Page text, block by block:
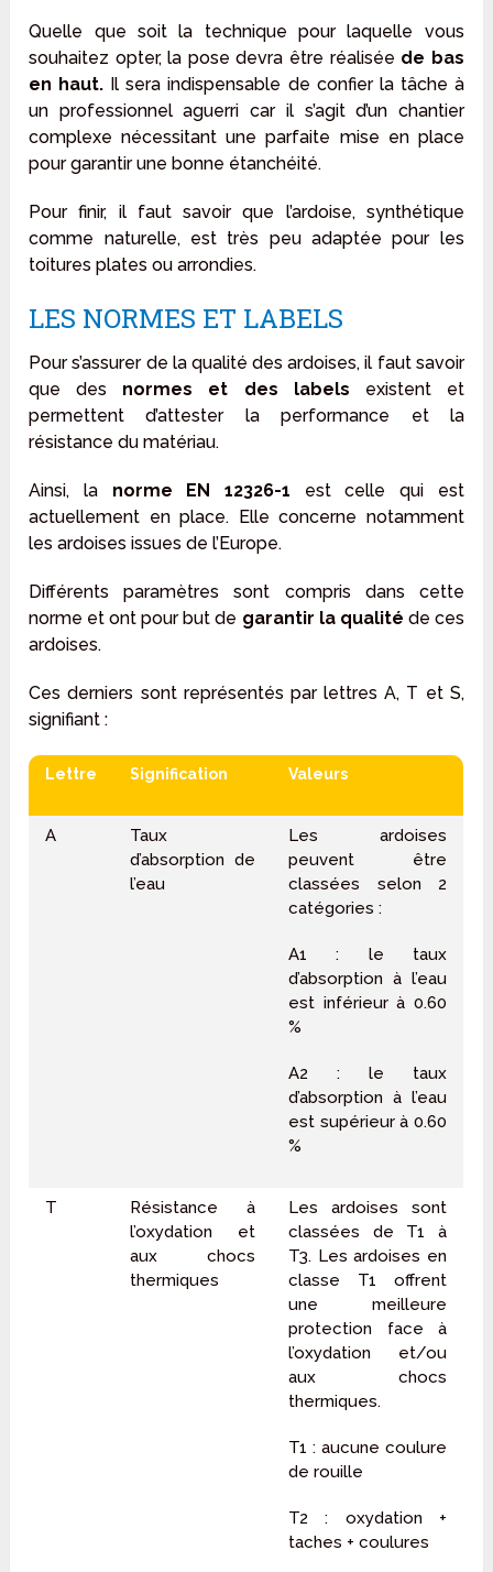
Quelle que soit la technique pour laquelle vous
souhaitez opter, la pose devra être réalisée de bas
en haut. Il sera indispensable de confier la tâche à
un professionnel aguerri car il s’agit d’un chantier
complexe nécessitant une parfaite mise en place
pour garantir une bonne étanchéité.
Pour finir, il faut savoir que l’ardoise, synthétique
comme naturelle, est très peu adaptée pour les
toitures plates ou arrondies.
LES NORMES ET LABELS
Pour s’assurer de la qualité des ardoises, il faut savoir
que des normes et des labels existent et
permettent d’attester la performance et la
résistance du matériau.
Ainsi, la norme EN 12326-1 est celle qui est
actuellement en place. Elle concerne notamment
les ardoises issues de l’Europe.
Différents paramètres sont compris dans cette
norme et ont pour but de garantir la qualité de ces
ardoises.
Ces derniers sont représentés par lettres A, T et S,
signifiant :
Lettre Signification Valeurs
A
Taux
d’absorption de
l’eau
Les ardoises
peuvent être
classées selon 2
catégories :
A1 : le taux
d’absorption à l’eau
est inférieur à 0.60
%
A2 : le taux
d’absorption à l’eau
est supérieur à 0.60
%
T
Résistance à
l’oxydation et
aux chocs
thermiques
Les ardoises sont
classées de T1 à
T3. Les ardoises en
classe T1 offrent
une meilleure
protection face à
l’oxydation et/ou
aux chocs
thermiques.
T1 : aucune coulure
de rouille
T2 : oxydation +
taches + coulures